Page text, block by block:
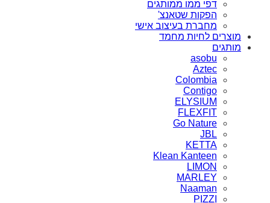
דפי ממו ממותגים
הפקות שטאנצ'
מחברת בעיצוב אישי
מוצרים לחיות מחמד
מותגים
asobu
Aztec
Colombia
Contigo
ELYSIUM
FLEXFIT
Go Nature
JBL
KETTA
Klean Kanteen
LIMON
MARLEY
Naaman
PIZZI